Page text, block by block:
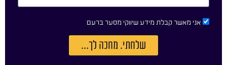
אני מאשר קבלת מידע שיווקי מסער ברעם
שלחתי. מחכה לך...